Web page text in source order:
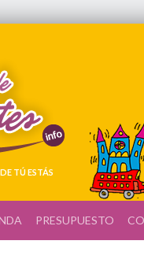
TÚ ESTÁS
PRESUPUESTO